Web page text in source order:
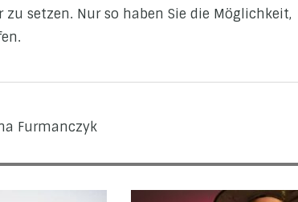
setzen. Nur so haben Sie die Möglichkeit,
Furmanczyk